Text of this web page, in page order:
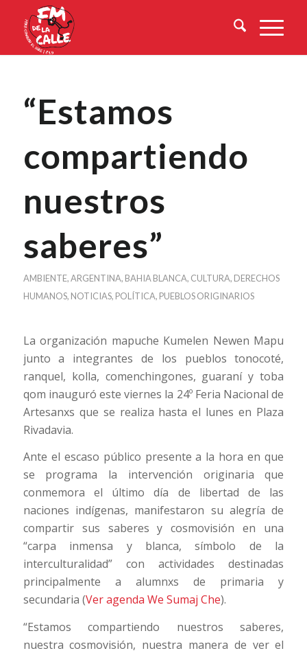
“Estamos
compartiendo
nuestros
saberes”
AMBIENTE,ARGENTINA, BAHIA BLANCA, CULTURA, DERECHOS
HUMANOS, NOTICIAS, POLÍTICA, PUEBLOS ORIGINARIOS
La organización mapuche Kumelen Newen Mapu
junto a integrantes de los pueblos tonocoté,
ranquel, kolla, comenchingones, guaraní y toba
qom inauguró este viernes la 24º Feria Nacional de
Artesanxs que se realiza hasta el lunes en Plaza
Rivadavia.
Ante el escaso público presente a la hora en que
se programa la intervención originaria que
conmemora el último día de libertad de las
naciones indígenas, manifestaron su alegría de
compartir sus saberes y cosmovisión en una
“carpa inmensa y blanca, símbolo de la
interculturalidad” con actividades destinadas
principalmente a alumnxs de primaria y
secundaria (Ver agenda We Sumaj Che).
“Estamos compartiendo nuestros saberes,
nuestra cosmovisión, nuestra manera de ver el